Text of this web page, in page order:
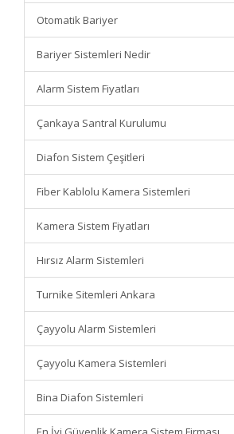
Otomatik Bariyer
Bariyer Sistemleri Nedir
Alarm Sistem Fiyatları
Çankaya Santral Kurulumu
Diafon Sistem Çeşitleri
Fiber Kablolu Kamera Sistemleri
Kamera Sistem Fiyatları
Hırsız Alarm Sistemleri
Turnike Sitemleri Ankara
Çayyolu Alarm Sistemleri
Çayyolu Kamera Sistemleri
Bina Diafon Sistemleri